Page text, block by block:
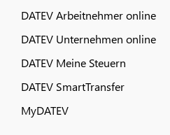
DATEV Arbeitnehmer online
DATEV Unternehmen online
DATEV Meine Steuern
DATEV SmartTransfer
MyDATEV